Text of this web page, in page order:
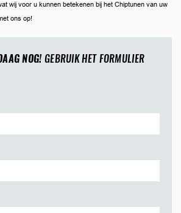
wij voor u kunnen betekenen bij het Chiptunen van uw
ons op!
NOG!GEBRUIK HET FORMULIER